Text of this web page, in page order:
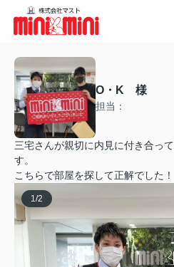
O・K 様
担当：
三宅さんが親切に内見に付き合っ
す。
こちらで部屋を探して正解でした！
1 /2